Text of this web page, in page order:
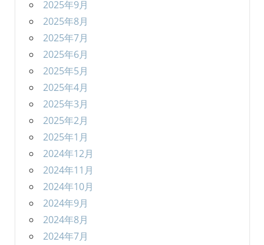
2025年9月
2025年8月
2025年7月
2025年6月
2025年5月
2025年4月
2025年3月
2025年2月
2025年1月
2024年12月
2024年11月
2024年10月
2024年9月
2024年8月
2024年7月